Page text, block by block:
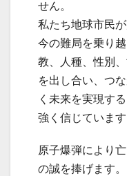
せん。
私たち地球市民
今の難局を乗り
教、人種、性別
を出し合い、つ
く未来を実現す
強く信じています
原子爆弾により
の誠を捧げます。